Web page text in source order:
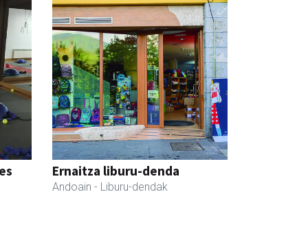
Ernaitza liburu-denda
Andoain - Liburu-dendak